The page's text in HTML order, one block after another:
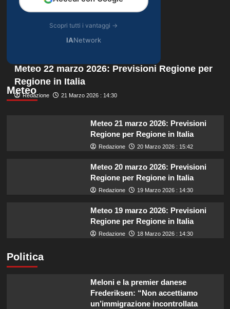
Scopri tutti i vantaggi →
IANetwork
Meteo
Meteo 22 marzo 2026: Previsioni Regione per
Regione in Italia
Redazione 21 Marzo 2026 : 14:30
Meteo 21 marzo 2026: Previsioni
Regione per Regione in Italia
Redazione 20 Marzo 2026 : 15:42
Meteo 20 marzo 2026: Previsioni
Regione per Regione in Italia
Redazione 19 Marzo 2026 : 14:30
Meteo 19 marzo 2026: Previsioni
Regione per Regione in Italia
Redazione 18 Marzo 2026 : 14:30
Politica
Meloni e la premier danese
Frederiksen: “Non accettiamo
un’immigrazione incontrollata